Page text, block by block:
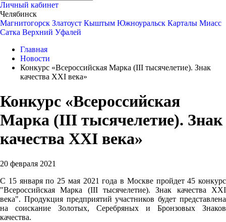
Личный кабинет
Челябинск
Магнитогорск Златоуст Кыштым Южноуральск Карталы Миасс
Сатка Верхний Уфалей
Главная
Новости
Конкурс «Всероссийская Марка (III тысячелетие). Знак
качества XXI века»
Конкурс «Всероссийская
Марка (III тысячелетие). Знак
качества XXI века»
20 февраля 2021
С 15 января по 25 мая 2021 года в Москве пройдет 45 конкурс
"Всероссийская Марка (III тысячелетие). Знак качества XXI
века". Продукция предприятий участников будет представлена
на соискание Золотых, Серебряных и Бронзовых Знаков
качества.